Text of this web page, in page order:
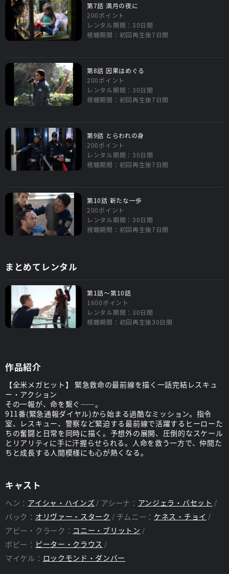
第7話 満月の夜に
200ポイント
レンタル期間：30日間
視聴期間：初回再生後7日間
第8話 因果はめぐる
200ポイント
レンタル期間：30日間
視聴期間：初回再生後7日間
第9話 とらわれの身
200ポイント
レンタル期間：30日間
視聴期間：初回再生後7日間
第10話 新たな一歩
200ポイント
レンタル期間：30日間
視聴期間：初回再生後7日間
まとめてレンタル
第1話～第10話
1600ポイント
レンタル期間：30日間
視聴期間：初回再生後30日間
作品紹介
【全米メガヒット】 緊急救命の最前線を描く一話完結レスキュ
ー・アクション
その一報が、命を繋ぐ――。
911番(緊急通報ダイヤル)から始まる過酷なミッション。指令
室、レスキュー、警察など緊迫する最前線で活躍するヒーローた
ちの奮闘と日常を同時に描く。予想外の展開、圧倒的なスケール
とリアリティに手に汗握らせられる。人命を救う一方で、仲間た
ちと成長する人間模様にも心が熱くなる。
キャスト
ヘン： アイシャ・ハインズ アシーナ： アンジェラ・バセット
バック： オリヴァー・スターク チムニー： ケネス・チョイ
アビー・クラーク： コニー・ブリットン
ボビー： ピーター・クラウス
マイケル： ロックモンド・ダンバー